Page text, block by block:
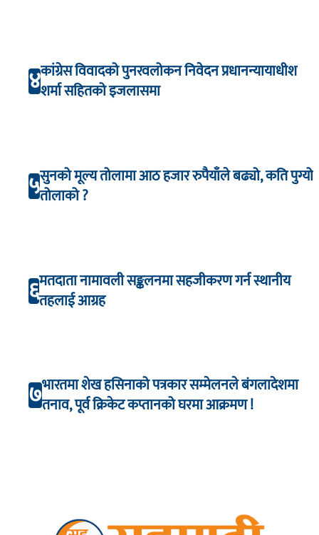
४कांग्रेस विवादको पुनरवलोकन निवेदन प्रधानन्यायाधीश
शर्मा सहितको इजलासमा
५सुनको मूल्य तोलामा आठ हजार रुपैयाँले बढ्यो, कति पुग्यो
तोलाको ?
६मतदाता नामावली सङ्कलनमा सहजीकरण गर्न स्थानीय
तहलाई आग्रह
७भारतमा शेख हसिनाको पत्रकार सम्मेलनले बंगलादेशमा
तनाव, पूर्व क्रिकेट कप्तानको घरमा आक्रमण !